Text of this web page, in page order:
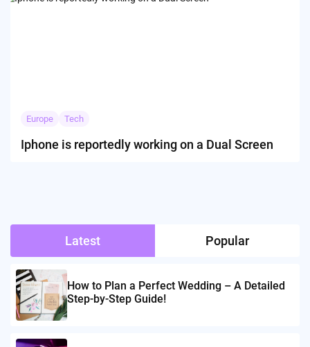
Europe Tech
Iphone is reportedly working on a Dual Screen
Latest Popular
How to Plan a Perfect Wedding – A Detailed
Step-by-Step Guide!